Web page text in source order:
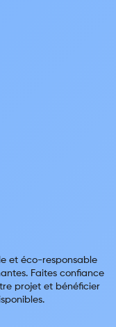
et éco-responsable
Faites confiance
projet et bénéficier